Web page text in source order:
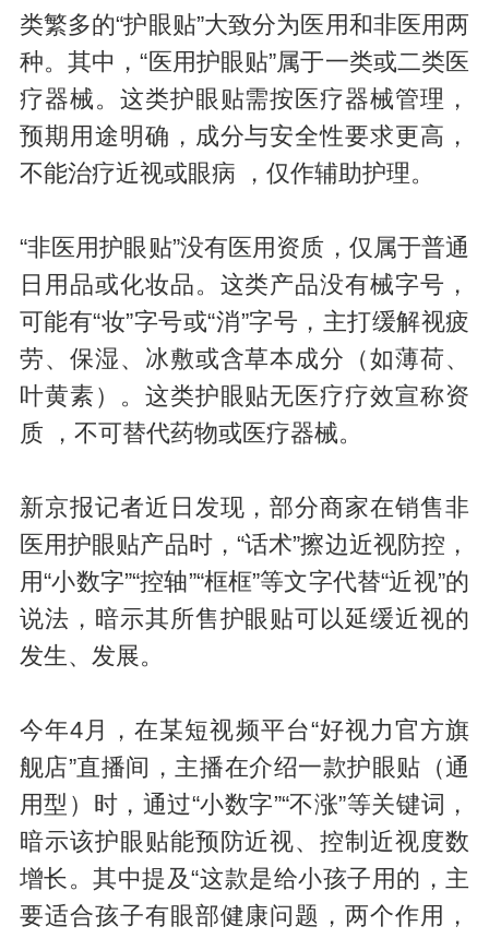
类繁多的“护眼贴”大致分为医用和非医用两
种。其中，“医用护眼贴”属于一类或二类医
疗器械。这类护眼贴需按医疗器械管理，
预期用途明确，成分与安全性要求更高，
不能治疗近视或眼病 ，仅作辅助护理。
“非医用护眼贴”没有医用资质，仅属于普通
日用品或化妆品。这类产品没有械字号，
可能有“妆”字号或“消”字号，主打缓解视疲
劳、保湿、冰敷或含草本成分（如薄荷、
叶黄素）。这类护眼贴无医疗疗效宣称资
质 ，不可替代药物或医疗器械。
新京报记者近日发现，部分商家在销售非
医用护眼贴产品时，“话术”擦边近视防控，
用“小数字”“控轴”“框框”等文字代替“近视”的
说法，暗示其所售护眼贴可以延缓近视的
发生、发展。
今年4月，在某短视频平台“好视力官方旗
舰店”直播间，主播在介绍一款护眼贴（通
用型）时，通过“小数字”“不涨”等关键词，
暗示该护眼贴能预防近视、控制近视度数
增长。其中提及“这款是给小孩子用的，主
要适合孩子有眼部健康问题，两个作用，